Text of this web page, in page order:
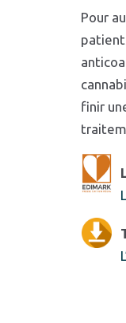
Pour
finir